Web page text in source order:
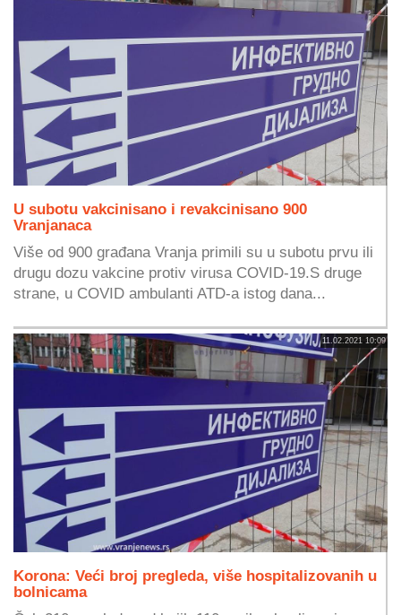
U subotu vakcinisano i revakcinisano 900
Vranjanaca
Više od 900 građana Vranja primili su u subotu prvu ili
drugu dozu vakcine protiv virusa COVID-19.S druge
strane, u COVID ambulanti ATD-a istog dana...
11.02.2021 10:09
Korona: Veći broj pregleda, više hospitalizovanih u
bolnicama